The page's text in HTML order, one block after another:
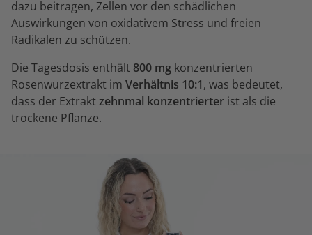
dazu beitragen, Zellen vor den schädlichen
Auswirkungen von oxidativem Stress und freien
Radikalen zu schützen.
Die Tagesdosis enthält 800 mg konzentrierten
Rosenwurzextrakt im Verhältnis 10:1, was bedeutet,
dass der Extraktzehnmal konzentrierter ist als die
trockene Pflanze.